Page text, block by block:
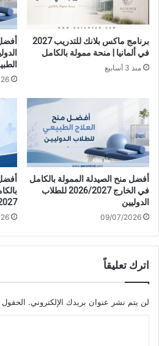
برنامج ماكس بلانك للتدريب 2027
في ألمانيا | منحة ممولة بالكامل
منذ 3 أسابيع
أفضل منح الصيدلة الممولة بالكامل
في الخارج 2026/2027 للطلاب
الدوليين
09/07/2026
اترك تعليقاً
لن يتم نشر عنوان بريدك الإلكتروني. الحقول